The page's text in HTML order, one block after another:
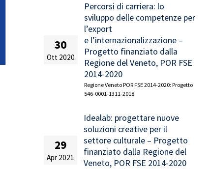
30
Ott 2020
Percorsi di carriera: lo
sviluppo delle competenze per
l’export
e l’internazionalizzazione –
Progetto finanziato dalla
Regione del Veneto, POR FSE
2014-2020
Regione Veneto POR FSE 2014-2020: Progetto
546-0001-1311-2018
29
Apr 2021
Idealab: progettare nuove
soluzioni creative per il
settore culturale – Progetto
finanziato dalla Regione del
Veneto, POR FSE 2014-2020